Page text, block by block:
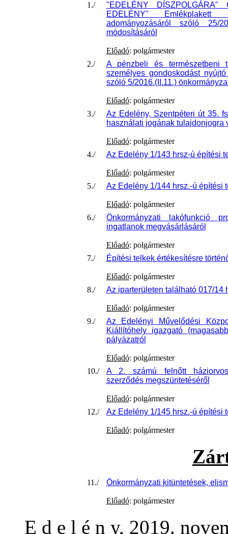
1./
"EDELÉNY
EDELÉNY" Emlékplakett
adományozásáról szóló 25/
módosításáról
Előadó: polgármester
2./
A pénzbeli és természetbeni
személyes gondoskodást
szóló 5/2016.(II.11.)
Előadó: polgármester
3./
Az Edelény, Szentpéteri út 35.
használati jogának tulajdonjogra
Előadó: polgármester
4./
Az Edelény 1/143 hrsz-ú építési
Előadó: polgármester
5./
Az Edelény 1/144 hrsz.-ú építési
Előadó: polgármester
6./
Önkormányzati lakófunkció
ingatlanok megvásárlásáról
Előadó: polgármester
7./
Építési telkek értékesítésre
Előadó: polgármester
8./
Az iparterületen található 017/14
Előadó: polgármester
9./
Az Edelényi Művelődési
Kiállítóhely igazgató
pályázatról
Előadó: polgármester
10./
A 2. számú felnőtt
szerződés megszüntetéséről
Előadó: polgármester
12./
Az Edelény 1/145 hrsz.-ú építési
Előadó: polgármester
11./ Önkormányzati kitüntetések,
Előadó: polgármester
E d e l é n y, 2019.